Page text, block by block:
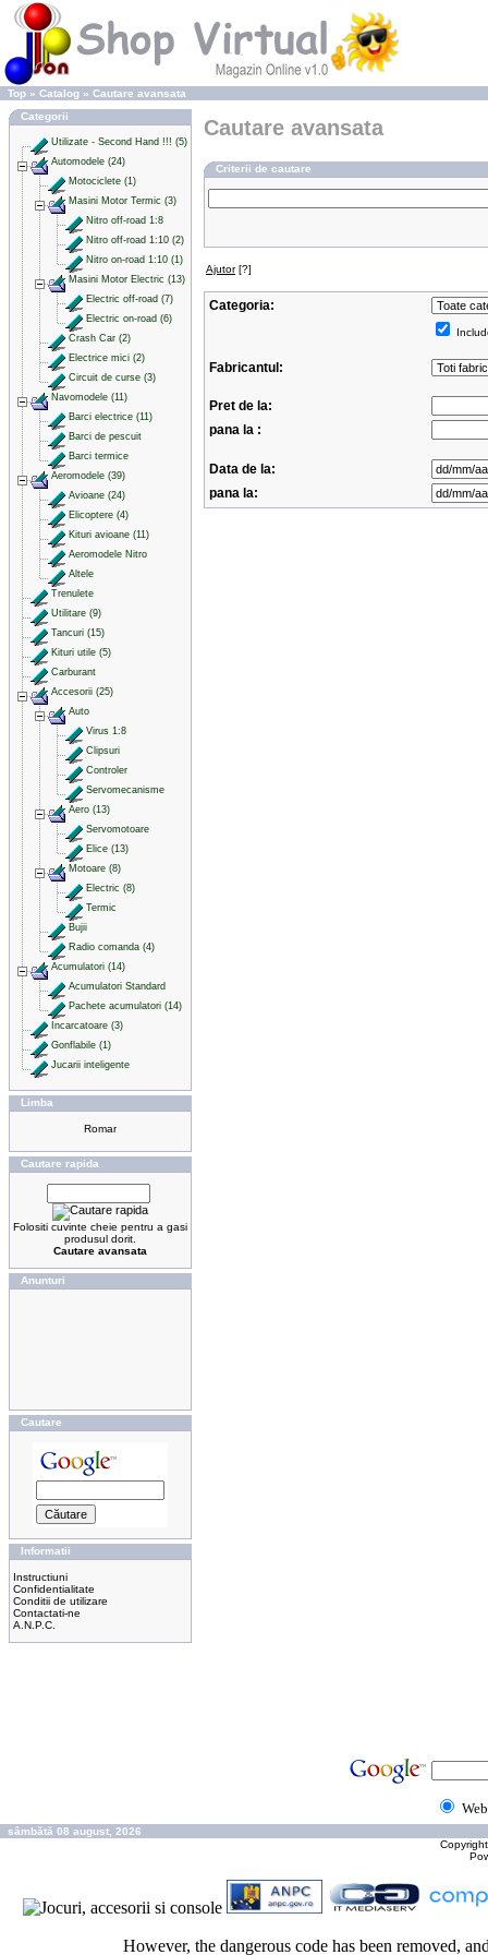
Top » Catalog » Cautare avansata
Categorii
Utilizate - Second Hand !!! (5)
Automodele (24)
Motociclete (1)
Masini Motor Termic (3)
Nitro off-road 1:8
Nitro off-road 1:10 (2)
Nitro on-road 1:10 (1)
Masini Motor Electric (13)
Electric off-road (7)
Electric on-road (6)
Crash Car (2)
Electrice mici (2)
Circuit de curse (3)
Navomodele (11)
Barci electrice (11)
Barci de pescuit
Barci termice
Aeromodele (39)
Avioane (24)
Elicoptere (4)
Kituri avioane (11)
Aeromodele Nitro
Altele
Trenulete
Utilitare (9)
Tancuri (15)
Kituri utile (5)
Carburant
Accesorii (25)
Auto
Virus 1:8
Clipsuri
Controler
Servomecanisme
Aero (13)
Servomotoare
Elice (13)
Motoare (8)
Electric (8)
Termic
Bujii
Radio comanda (4)
Acumulatori (14)
Acumulatori Standard
Pachete acumulatori (14)
Incarcatoare (3)
Gonflabile (1)
Jucarii inteligente
Limba
Cautare rapida
Folositi cuvinte cheie pentru a gasi
produsul dorit.
Cautare avansata
Anunturi
Cautare
Informatii
Instructiuni
Confidentialitate
Conditii de utilizare
Contactati-ne
A.N.P.C.
Cautare avansata
Criterii de cautare
Ajutor[?]
Categoria:
Fabricantul:
Pret de la:
pana la :
Data de la:
pana la:
Web
sâmbătă 08 august, 2026
However, the dangerous code has been removed,